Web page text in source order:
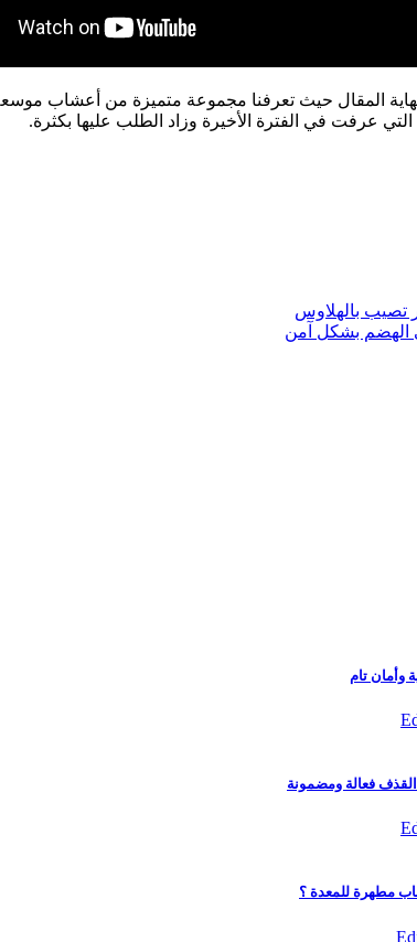
المقال حيث تعرفنا مجموعة متميزة من أعشاب
عرفت في الفترة الأخيرة وزاد الطلب عليها بكثرة.
تصيب بالهلاوس
الهضم بشكل آمن
وأمان تام
القذف فعالة ومضمونة
مطهرة للمعدة ؟